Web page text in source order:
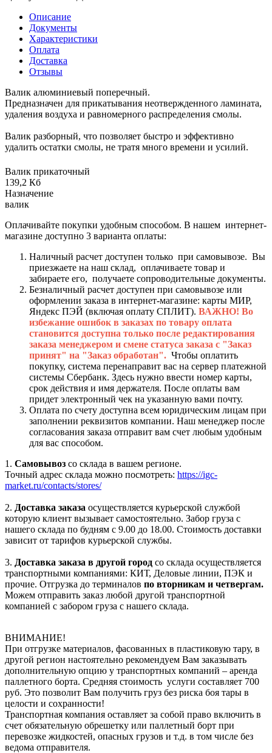
Описание
Документы
Характеристики
Оплата
Доставка
Отзывы
Валик алюминиевый поперечный.
Предназначен для прикатывания неотвержденного ламината,
удаления воздуха и равномерного распределения смолы.
Валик разборный, что позволяет быстро и эффективно
удалить остатки смолы, не тратя много времени и усилий.
Валик прикаточный
139,2 Кб
Назначение
валик
Оплачивайте покупки удобным способом. В нашем интернет-
магазине доступно 3 варианта оплаты:
Наличный расчет доступен только при самовывозе. Вы
приезжаете на наш склад, оплачиваете товар и
забираете его, получаете сопроводительные документы.
Безналичный расчет доступен при самовывозе или
оформлении заказа в интернет-магазине: карты МИР,
Яндекс ПЭЙ (включая оплату СПЛИТ). ВАЖНО! Во
избежание ошибок в заказах по товару оплата
становится доступна только после редактирования
заказа менеджером и смене статуса заказа с "Заказ
принят" на "Заказ обработан". Чтобы оплатить
покупку, система перенаправит вас на сервер платежной
системы Сбербанк. Здесь нужно ввести номер карты,
срок действия и имя держателя. После оплаты вам
придет электронный чек на указанную вами почту.
Оплата по счету доступна всем юридическим лицам при
заполнении реквизитов компании. Наш менеджер после
согласования заказа отправит вам счет любым удобным
для вас способом.
1. Самовывоз со склада в вашем регионе.
Точный адрес склада можно посмотреть: https://igc-
market.ru/contacts/stores/
2. Доставка заказа осуществляется курьерской службой
которую клиент вызывает самостоятельно. Забор груза с
нашего склада по будням с 9.00 до 18.00. Стоимость доставки
зависит от тарифов курьерской службы.
3. Доставка заказа в другой город со склада осуществляется
транспортными компаниями: КИТ, Деловые линии, ПЭК и
прочие. Отгрузка до терминалов по вторникам и четвергам.
Можем отправить заказ любой другой транспортной
компанией с забором груза с нашего склада.
ВНИМАНИЕ!
При отгрузке материалов, фасованных в пластиковую тару, в
другой регион настоятельно рекомендуем Вам заказывать
дополнительную опцию у транспортных компаний – аренда
паллетного борта. Средняя стоимость услуги составляет 700
руб. Это позволит Вам получить груз без риска боя тары в
целости и сохранности!
Транспортная компания оставляет за собой право включить в
счет обязательную обрешетку или паллетный борт при
перевозке жидкостей, опасных грузов и т.д. в том числе без
ведома отправителя.